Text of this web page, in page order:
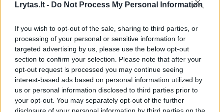
Lrytas.lt - Do Not Process My Personal Information
If you wish to opt-out of the sale, sharing to third parties, or
processing of your personal or sensitive information for
targeted advertising by us, please use the below opt-out
section to confirm your selection. Please note that after your
opt-out request is processed you may continue seeing
interest-based ads based on personal information utilized by
us or personal information disclosed to third parties prior to
your opt-out. You may separately opt-out of the further
Žinios | Lietuvos diena
Visi įrašai
Žiūrimiausi įrašai